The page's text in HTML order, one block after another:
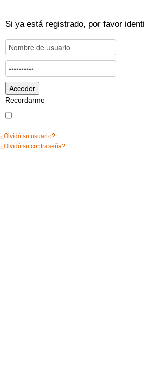
Si ya está registrado, por favor
Recordarme
¿Olvidó su usuario?
¿Olvidó su contraseña?